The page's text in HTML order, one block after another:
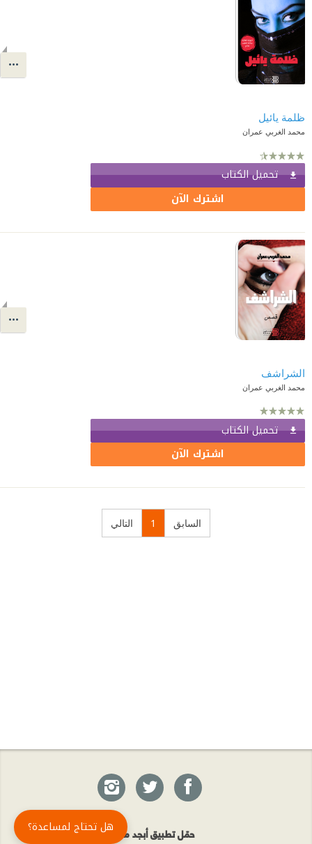
ظلمة يائيل
محمد الغربي عمران
تحميل الكتاب
اشترك الآن
الشراشف
محمد الغربي عمران
تحميل الكتاب
اشترك الآن
السابق 1 التالي
حمّل تطبيق أبجد مجاناًهل تحتاج لمساعدة؟